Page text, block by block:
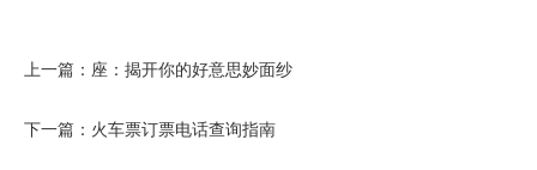
上一篇： 座：揭开你的好意思妙面纱
下一篇： 火车票订票电话查询指南